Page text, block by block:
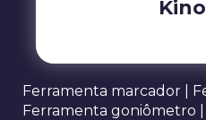
Ferramenta marcador |
Ferramenta goniômetro